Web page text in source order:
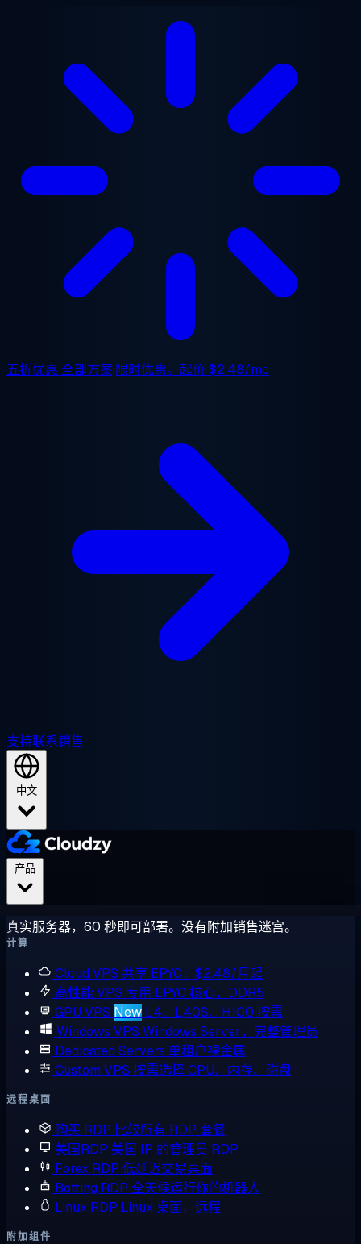
五折优惠 全部方案,限时优惠。起价$2.48/mo
支持联系销售
中文
真实服务器，60 秒即可部署。没有附加销售迷宫。
计算
Cloud VPS 共享 EPYC，$2.48/月起
高性能 VPS 专用 EPYC 核心，DDR5
GPU VPS New L4、L40S、H100 按需
Windows VPS Windows Server，完整管理员
Dedicated Servers 单租户裸金属
Custom VPS 按需选择 CPU、内存、磁盘
远程桌面
购买 RDP 比较所有 RDP 套餐
美国RDP 美国 IP 的管理员 RDP
Forex RDP 低延迟交易桌面
Botting RDP 全天候运行你的机器人
Linux RDP Linux 桌面，远程
附加组件